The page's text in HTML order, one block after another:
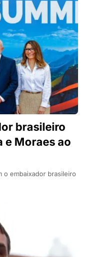
brasileiro
e Moraes ao
o embaixador brasileiro